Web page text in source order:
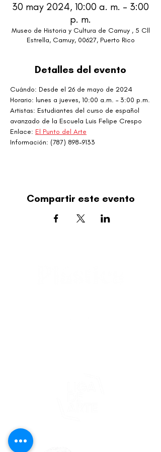
30 may 2024, 10:00 a. m. – 3:00
p. m.
Museo de Historia y Cultura de Camuy , 5 Cll
Estrella, Camuy, 00627, Puerto Rico
Detalles del evento
Cuándo: Desde el 26 de mayo de 2024
Horario: lunes a jueves, 10:00 a.m. – 3:00 p.m.
Artistas: Estudiantes del curso de español
avanzado de la Escuela Luis Felipe Crespo
Enlace: El Punto del Arte
Información: (787) 898-9133
Compartir este evento